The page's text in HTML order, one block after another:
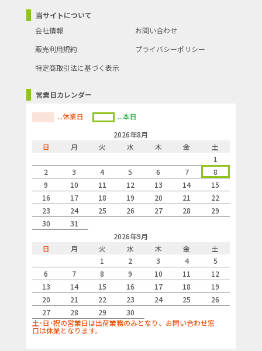
当サイトについて
会社情報
お問い合わせ
販売利用規約
プライバシーポリシー
特定商取引法に基づく表示
営業日カレンダー
...休業日
...本日
2026年8月
日
月 火 水 木 金
土
1
2
3 4 5 6 7
8
9
10 11 12 13 14
15
16
17 18 19 20 21
22
23
24 25 26 27 28
29
30
31
2026年9月
日
月 火 水 木 金
土
1
2 3 4
5
6
7 8 9 10 11
12
13
14 15 16 17 18
19
20
21 22 23 24 25
26
27
28 29
30
土･日･祝の営業日は出荷業務のみとなり、お問い合わせ窓
口は休業となります。